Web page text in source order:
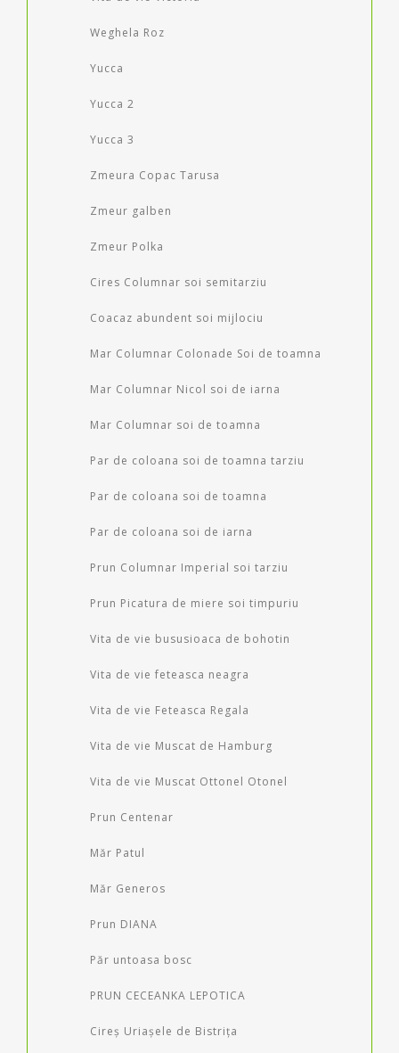
Weghela Roz
Yucca
Yucca 2
Yucca 3
Zmeura Copac Tarusa
Zmeur galben
Zmeur Polka
Cires Columnar soi semitarziu
Coacaz abundent soi mijlociu
Mar Columnar Colonade Soi de toamna
Mar Columnar Nicol soi de iarna
Mar Columnar soi de toamna
Par de coloana soi de toamna tarziu
Par de coloana soi de toamna
Par de coloana soi de iarna
Prun Columnar Imperial soi tarziu
Prun Picatura de miere soi timpuriu
Vita de vie bususioaca de bohotin
Vita de vie feteasca neagra
Vita de vie Feteasca Regala
Vita de vie Muscat de Hamburg
Vita de vie Muscat Ottonel Otonel
Prun Centenar
Măr Patul
Măr Generos
Prun DIANA
Păr untoasa bosc
PRUN CECEANKA LEPOTICA
Cireș Uriașele de Bistrița